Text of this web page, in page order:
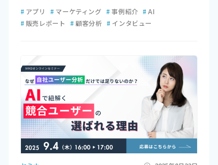
# アプリ # マーケティング # 事例紹介 # AI
# 販売レポート # 顧客分析 # インタビュー